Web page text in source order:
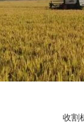
收割